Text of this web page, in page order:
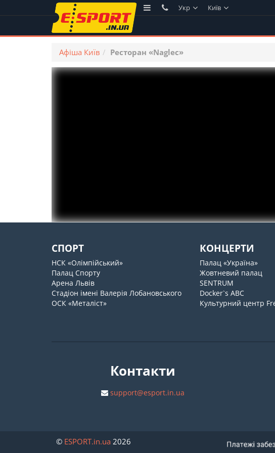
Укр Київ
Афіша Київ Ресторан «Naglec»
СПОРТ
НСК «Олімпійський»
Палац Спорту
Арена Львів
Стадіон імені Валерія Лобановського
ОСК «Металіст»
КОНЦЕРТИ
Палац «Україна»
Жовтневий палац
SENTRUM
Docker`s ABC
Культурний центр
Контакти
support@esport.in.ua
© ESPORT.in.ua 2026